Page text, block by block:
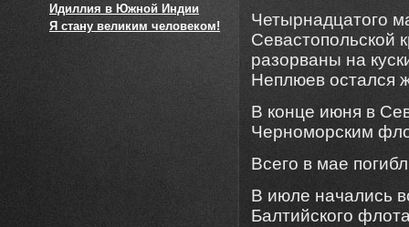
Идиллия в Южной Индии
Я стану великим человеком!
Четырнадцатого
Севастопольской
разорваны на
Неплюев остался
В конце июня в
Черноморским
Всего в мае
В июле начались
Балтийского